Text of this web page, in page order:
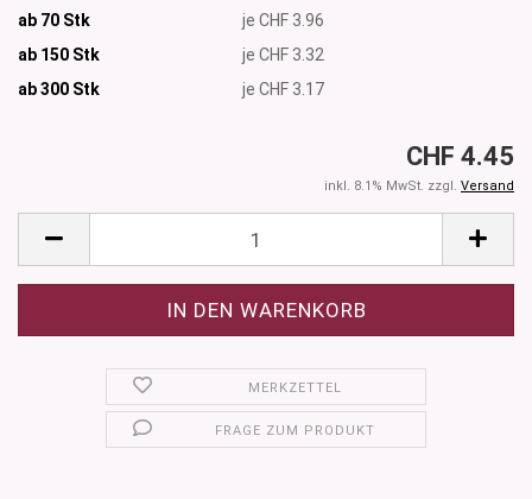
ab 70 Stk
je CHF 3.96
ab 150 Stk
je CHF 3.32
ab 300 Stk je CHF 3.17
CHF 4.45
inkl. 8.1% MwSt. zzgl. Versand
MERKZETTEL
FRAGE ZUM PRODUKT